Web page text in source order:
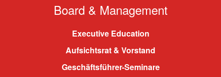
Board & Management
Executive Education
Aufsichtsrat & Vorstand
Geschäftsführer-Seminare